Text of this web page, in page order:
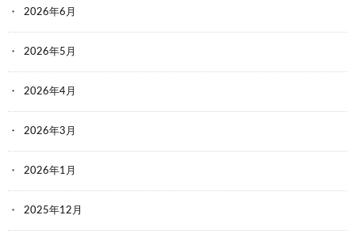
2026年6月
2026年5月
2026年4月
2026年3月
2026年1月
2025年12月